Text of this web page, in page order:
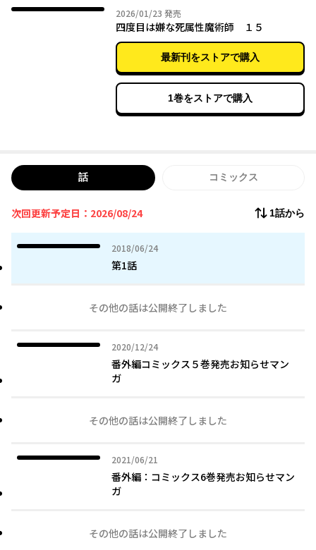
2026/01/23 2026年01月23日
発売
四度目は嫌な死属性魔術師 １５
最新刊をストアで購入
1巻をストアで購入
話 コミックス
次回更新予定日：2026/08/24 1話から
2018/06/24
2018年06月24日
第1話
その他の話は公開終了しました
2020/12/24
2020年12月24日
番外編コミックス５巻発売お知らせマン
ガ
その他の話は公開終了しました
2021/06/21
2021年06月21日
番外編：コミックス6巻発売お知らせマン
ガ
その他の話は公開終了しました